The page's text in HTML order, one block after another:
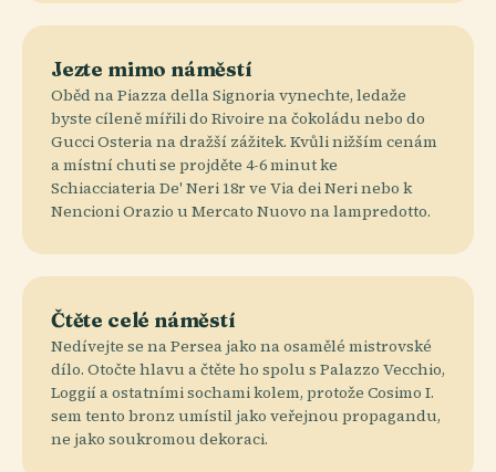
Jezte mimo náměstí
Oběd na Piazza della Signoria vynechte, ledaže
byste cíleně mířili do Rivoire na čokoládu nebo do
Gucci Osteria na dražší zážitek. Kvůli nižším cenám
a místní chuti se projděte 4-6 minut ke
Schiacciateria De' Neri 18r ve Via dei Neri nebo k
Nencioni Orazio u Mercato Nuovo na lampredotto.
Čtěte celé náměstí
Nedívejte se na Persea jako na osamělé mistrovské
dílo. Otočte hlavu a čtěte ho spolu s Palazzo Vecchio,
Loggií a ostatními sochami kolem, protože Cosimo I.
sem tento bronz umístil jako veřejnou propagandu,
ne jako soukromou dekoraci.